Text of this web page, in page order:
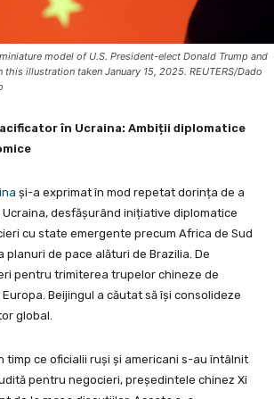
model of U.S. President-elect Donald Trump and
this illustration taken January 15, 2025. REUTERS/Dado
în Ucraina: Ambiții diplomatice
și-a exprimat în mod repetat dorința de a
desfășurând inițiative diplomatice
cu state emergente precum Africa de Sud
planuri de pace alături de Brazilia. De
pentru trimiterea trupelor chineze de
Beijingul a căutat să își consolideze
global.
timp ce oficialii ruși și americani s-au întâlnit
pentru negocieri, președintele chinez Xi